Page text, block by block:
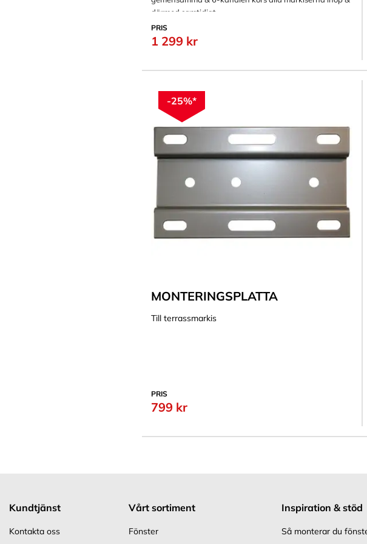
därmed samtidigt.
PRIS
1 299 kr
-25%*
MONTERINGSPLATTA
Till terrassmarkis
PRIS
799 kr
Kundtjänst
Kontakta oss
Vårt sortiment
Fönster
Inspiration & stöd
Så monterar du